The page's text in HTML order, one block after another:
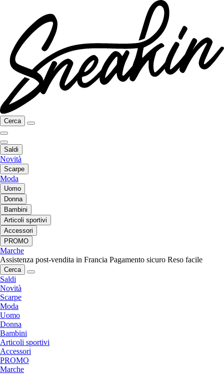
Cerca
Saldi
Novità
Scarpe
Moda
Uomo
Donna
Bambini
Articoli sportivi
Accessori
PROMO
Marche
Assistenza post-vendita in Francia Pagamento sicuro Reso facile
Cerca
Saldi
Novità
Scarpe
Moda
Uomo
Donna
Bambini
Articoli sportivi
Accessori
PROMO
Marche